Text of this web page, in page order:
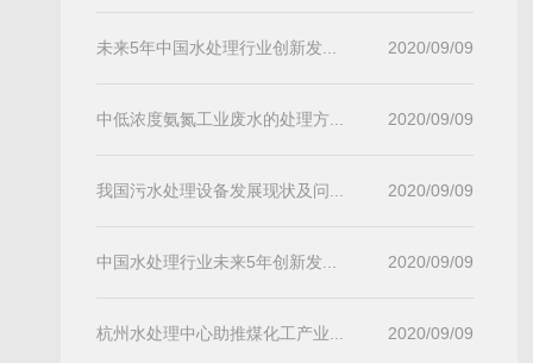
未来5年中国水处理行业创新发... 2020/09/09
中低浓度氨氮工业废水的处理方... 2020/09/09
我国污水处理设备发展现状及问... 2020/09/09
中国水处理行业未来5年创新发... 2020/09/09
杭州水处理中心助推煤化工产业... 2020/09/09